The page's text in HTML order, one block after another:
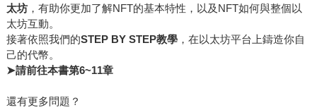
太坊，有助你更加了解NFT的基本特性，以及NFT如何與整個以
太坊互動。
接著依照我們的STEP BY STEP教學，在以太坊平台上鑄造你自
己的代幣。
➤請前往本書第6~11章
還有更多問題？